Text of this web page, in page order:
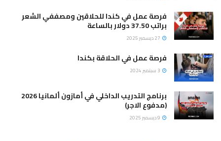
فرصة عمل في كندا للحلاقين ومصففي الشعر
براتب 37.50 دولار بالساعة
فرصة عمل في الحلاقة بكندا
برنامج التدريب الداخلي في أمازون ألمانيا 2026
(مدفوع الاجر)